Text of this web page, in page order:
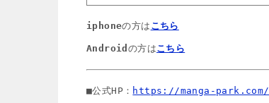
iphoneの方は こちら
Android の方はこちら
■公式HP： https://manga-park.com/